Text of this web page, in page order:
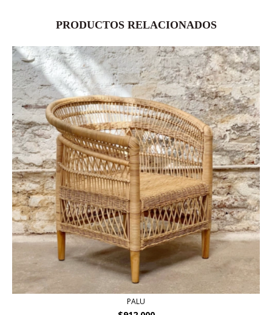
PRODUCTOS RELACIONADOS
PALU